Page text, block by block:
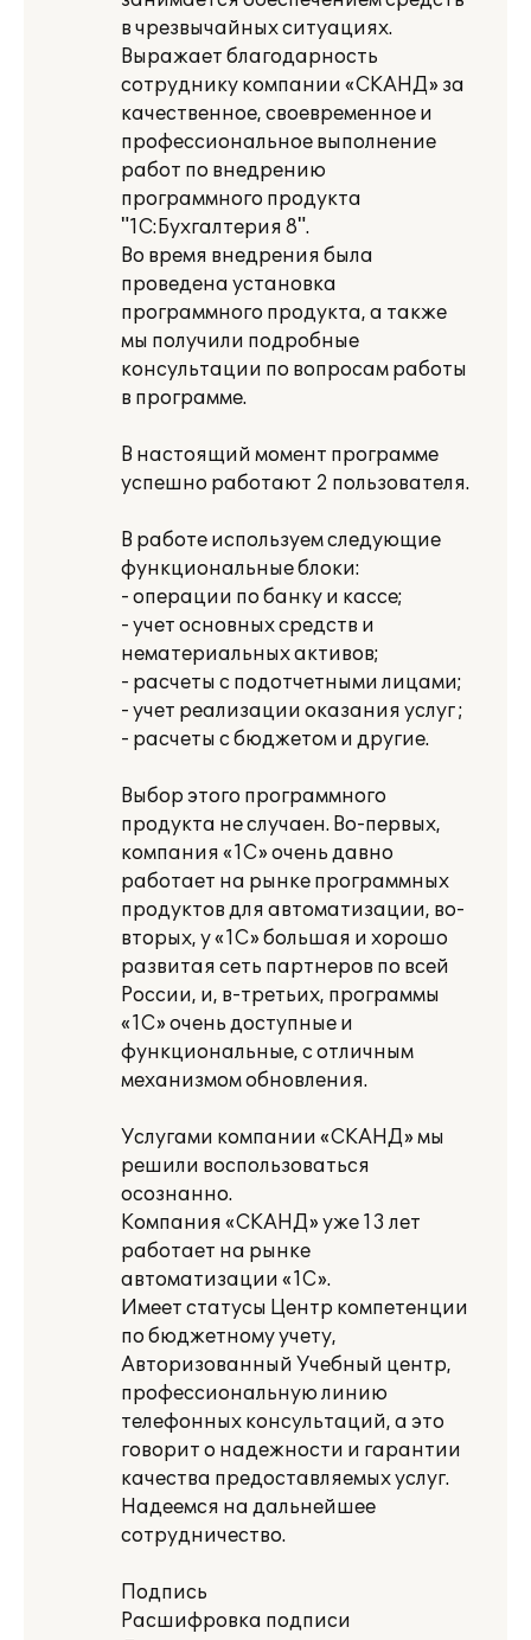
в чрезвычайных ситуациях.
Выражает благодарность
сотруднику компании «СКАНД» за
качественное, своевременное и
профессиональное выполнение
работ по внедрению
программного продукта
"1С:Бухгалтерия 8".
Во время внедрения была
проведена установка
программного продукта, а также
мы получили подробные
консультации по вопросам работы
в программе.
В настоящий момент программе
успешно работают 2 пользователя.
В работе используем следующие
функциональные блоки:
- операции по банку и кассе;
- учет основных средств и
нематериальных активов;
- расчеты с подотчетными лицами;
- учет реализации оказания услуг ;
- расчеты с бюджетом и другие.
Выбор этого программного
продукта не случаен. Во-первых,
компания «1С» очень давно
работает на рынке программных
продуктов для автоматизации, во-
вторых, у «1С» большая и хорошо
развитая сеть партнеров по всей
России, и, в-третьих, программы
«1С» очень доступные и
функциональные, с отличным
механизмом обновления.
Услугами компании «СКАНД» мы
решили воспользоваться
осознанно.
Компания «СКАНД» уже 13 лет
работает на рынке
автоматизации «1С».
Имеет статусы Центр компетенции
по бюджетному учету,
Авторизованный Учебный центр,
профессиональную линию
телефонных консультаций, а это
говорит о надежности и гарантии
качества предоставляемых услуг.
Надеемся на дальнейшее
сотрудничество.
Подпись
Расшифровка подписи